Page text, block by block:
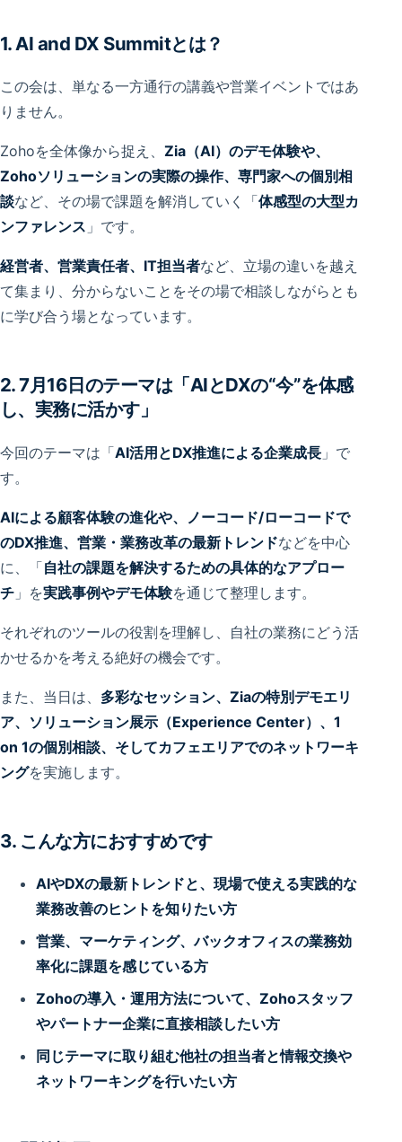
1. AI and DX Summitとは？
この会は、単なる一方通行の講義や営業イベントではあ
りません。
Zohoを全体像から捉え、 Zia（AI）のデモ体験や、
Zohoソリューションの実際の操作、専門家への個別相
談など、その場で課題を解消していく「体感型の大型カ
ンファレンス 」です。
経営者、営業責任者、IT担当者など、立場の違いを越え
て集まり、分からないことをその場で相談しながらとも
に学び合う場となっています。
2. 7月16日のテーマは「AIとDXの“今”を体感
し、実務に活かす」
今回のテーマは「AI活用とDX推進による企業成長 」で
す。
AIによる顧客体験の進化や、ノーコード/ローコードで
のDX推進、営業・業務改革の最新トレンドなどを中心
に、「自社の課題を解決するための具体的なアプロー
チ 」を実践事例やデモ体験を通じて整理します。
それぞれのツールの役割を理解し、自社の業務にどう活
かせるかを考える絶好の機会です。
また、当日は、 多彩なセッション、Ziaの特別デモエリ
ア、ソリューション展示（Experience Center）、1
on 1の個別相談、そしてカフェエリアでのネットワーキ
ングを実施します。
3. こんな方におすすめです
AIやDXの最新トレンドと、現場で使える実践的な
業務改善のヒントを知りたい方
営業、マーケティング、バックオフィスの業務効
率化に課題を感じている方
Zohoの導入・運用方法について、Zohoスタッフ
やパートナー企業に直接相談したい方
同じテーマに取り組む他社の担当者と情報交換や
ネットワーキングを行いたい方